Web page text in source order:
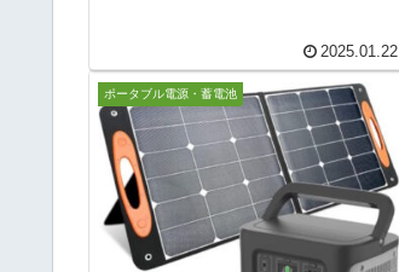
しており、スマートフォンを...2025.01.22
ポータブル電源・蓄電池